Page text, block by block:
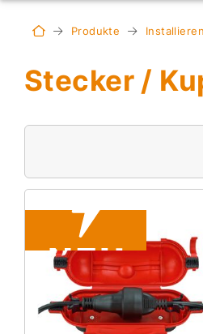
Produkte Installieren
Stecker /